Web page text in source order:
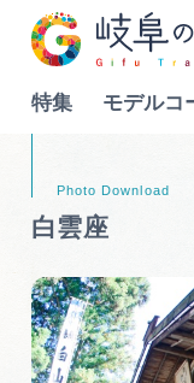
特集 モデルコ
特集
モデルコー
Language
白雲座